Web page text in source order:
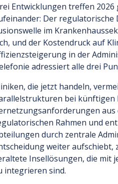
Entwicklungen treffen 2026
Der regulatorische
im
und der Kostendruck auf
in der
adressiert alle drei
die jetzt handeln,
bei künftigen
aus
Rahmen und
durch zentrale
weiter aufschiebt,
Insellösungen, die mit
integrieren sind.